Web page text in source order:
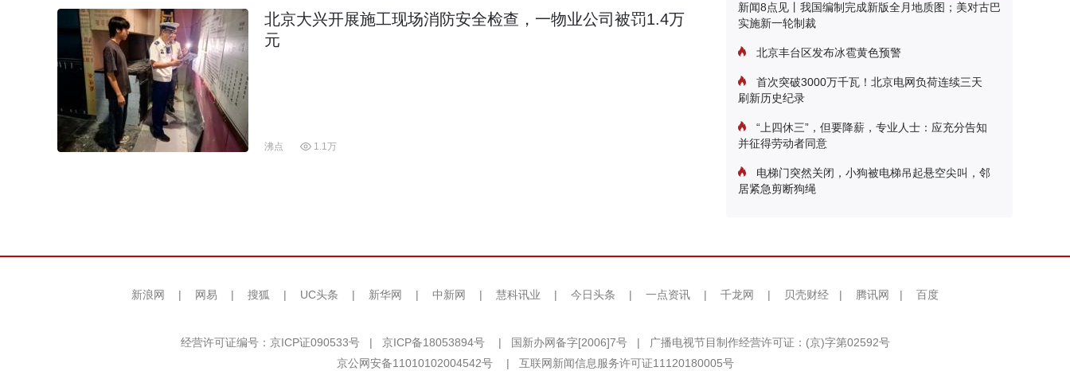
北京大兴开展施工现场消防安全检查，一物业公司被罚1.4万
元
沸点 1.1万
新闻8点见丨我国编制完成新版全月地质图；美对古巴
实施新一轮制裁
北京丰台区发布冰雹黄色预警
首次突破3000万千瓦！北京电网负荷连续三天
刷新历史纪录
“上四休三”，但要降薪，专业人士：应充分告知
并征得劳动者同意
电梯门突然关闭，小狗被电梯吊起悬空尖叫，邻
居紧急剪断狗绳
新浪网 | 网易 | 搜狐 | UC头条 | 新华网 | 中新网 | 慧科讯业 | 今日头条 | 一点资讯 | 千龙网 | 贝壳财经 | 腾讯网 | 百度
经营许可证编号：京ICP证090533号 | 京ICP备18053894号 | 国新办网备字[2006]7号 |
广播电视节目制作经营许可证：(京)字第02592号
京公网安备11010102004542号
| 互联网新闻信息服务许可证11120180005号